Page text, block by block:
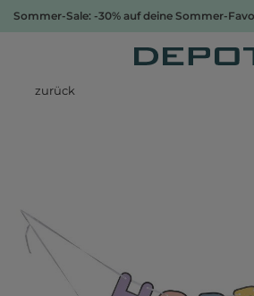
Sommer-Sale: -30% auf deine Sommer-
zurück